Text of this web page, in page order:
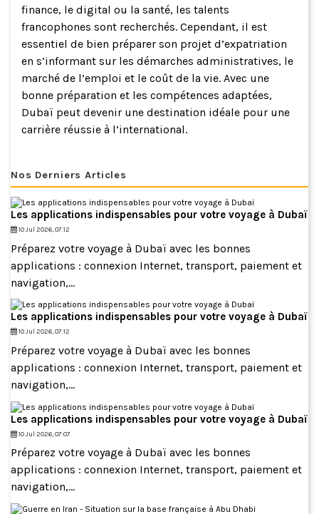
finance, le digital ou la santé, les talents
francophones sont recherchés. Cependant, il est
essentiel de bien préparer son projet d’expatriation
en s’informant sur les démarches administratives, le
marché de l’emploi et le coût de la vie. Avec une
bonne préparation et les compétences adaptées,
Dubaï peut devenir une destination idéale pour une
carrière réussie à l’international.
Nos Derniers Articles
Les applications indispensables pour votre voyage à Dubaï
10 Jul 2026, 07:12
Préparez votre voyage à Dubaï avec les bonnes
applications : connexion Internet, transport, paiement et
navigation,...
Les applications indispensables pour votre voyage à Dubaï
10 Jul 2026, 07:12
Préparez votre voyage à Dubaï avec les bonnes
applications : connexion Internet, transport, paiement et
navigation,...
Les applications indispensables pour votre voyage à Dubaï
10 Jul 2026, 07:07
Préparez votre voyage à Dubaï avec les bonnes
applications : connexion Internet, transport, paiement et
navigation,...